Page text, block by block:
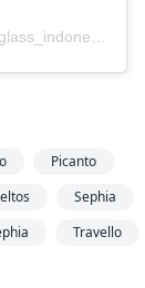
Picanto
Sephia
Travello